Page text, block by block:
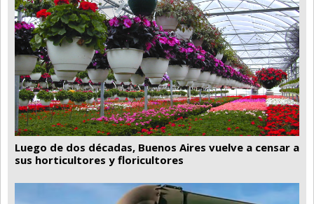
Luego de dos décadas, Buenos Aires vuelve a censar a
sus horticultores y floricultores